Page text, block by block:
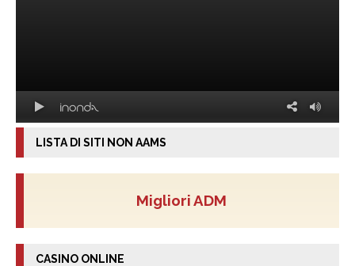
LISTA DI SITI NON AAMS
Migliori ADM
CASINO ONLINE